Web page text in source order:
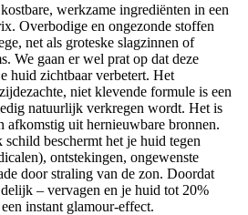
werkzame ingrediënten in een
Overbodige en ongezonde stoffen
net als groteske slagzinnen of
We gaan er wel prat op dat deze
huid zichtbaar verbetert. Het
niet klevende formule is een
natuurlijk verkregen wordt. Het is
afkomstig uit hernieuwbare bronnen.
beschermt het je huid tegen
ontstekingen, ongewenste
door straling van de zon. Doordat
– vervagen en je huid tot 20%
instant glamour-effect.